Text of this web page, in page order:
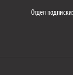
Отдел подписки: